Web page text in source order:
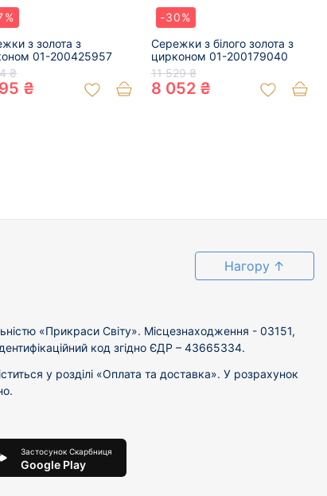
з золота з
01-200425957
₴
₴
-30%
Сережки з білого золота з
цирконом 01-200179040
11 529 ₴
8 052 ₴
Нагору ↑
«Прикраси Світу». Місцезнаходження - 03151,
код згідно ЄДР – 43665334.
у розділі «Оплата та доставка». У розрахунок
Застосунок Скарбниця
Google Play